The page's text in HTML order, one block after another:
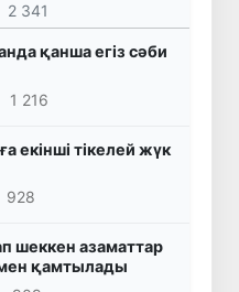
2 341
қанша егіз сәби
1 216
екінші тікелей жүк
928
шеккен азаматтар
қамтылады